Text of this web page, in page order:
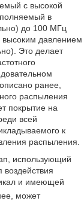
с высокой
в
до 100 МГц
высоким давлением
Это делает
ранее,
распыления
покрытие на
всей
к
распыления.
использующий
воздействия
и имеющей
может